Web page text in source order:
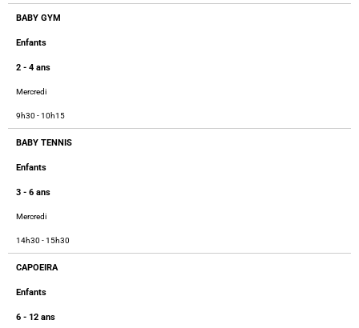
BABY GYM
Enfants
2 - 4 ans
Mercredi
9h30 - 10h15
BABY TENNIS
Enfants
3 - 6 ans
Mercredi
14h30 - 15h30
CAPOEIRA
Enfants
6 - 12 ans